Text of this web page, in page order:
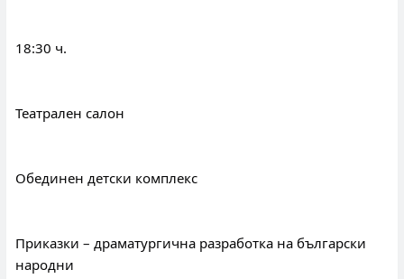
18:30 ч.
Театрален салон
Обединен детски комплекс
Приказки – драматургична разработка на български
народни